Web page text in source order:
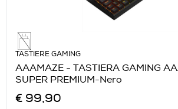
TASTIERE GAMING
AAAMAZE - TASTIERA GAMING
SUPER PREMIUM-Nero
€ 99,90